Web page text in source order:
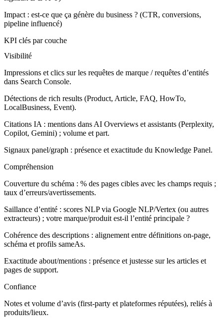
Impact : est-ce que ça génère du business ? (CTR, conversions,
pipeline influencé)
KPI clés par couche
Visibilité
Impressions et clics sur les requêtes de marque / requêtes d’entités
dans Search Console.
Détections de rich results (Product, Article, FAQ, HowTo,
LocalBusiness, Event).
Citations IA : mentions dans AI Overviews et assistants (Perplexity,
Copilot, Gemini) ; volume et part.
Signaux panel/graph : présence et exactitude du Knowledge Panel.
Compréhension
Couverture du schéma : % des pages cibles avec les champs requis ;
taux d’erreurs/avertissements.
Saillance d’entité : scores NLP via Google NLP/Vertex (ou autres
extracteurs) ; votre marque/produit est-il l’entité principale ?
Cohérence des descriptions : alignement entre définitions on‑page,
schéma et profils sameAs.
Exactitude about/mentions : présence et justesse sur les articles et
pages de support.
Confiance
Notes et volume d’avis (first‑party et plateformes réputées), reliés à
produits/lieux.